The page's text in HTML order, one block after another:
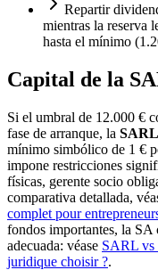
Repartir
mientras la reserva
hasta el mínimo
Capital de la
Si el umbral de 12.000 €
fase de arranque, la
mínimo simbólico de 1 €
impone restricciones
físicas, gerente socio
comparativa detallada,
complet pour
fondos importantes, la SA
adecuada: véase SARL vs
juridique choisir ?.